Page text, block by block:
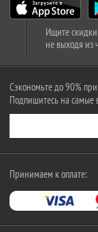
Ищите скидки
не выходя из
Сэкономьте до 90%
Подпишитесь на самые
Принимаем к оплате: